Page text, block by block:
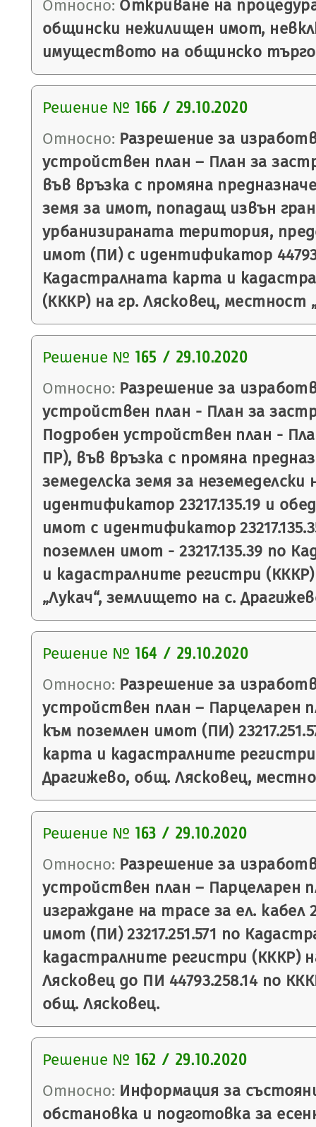
Относно: Откриване на
общински нежилищен имот,
имуществото на общинско
Решение № 166 / 29.10.2020
Относно: Разрешение за
устройствен план – План за
във връзка с промяна
земя за имот, попадащ извън
урбанизираната територия,
имот (ПИ) с идентификатор
Кадастралната карта и
(КККР) на гр. Лясковец, местност
Решение № 165 / 29.10.2020
Относно: Разрешение за
устройствен план - План за
Подробен устройствен план -
ПР), във връзка с промяна
земеделска земя за
идентификатор 23217.135.19 и
имот с идентификатор
поземлен имот - 23217.135.39 по
и кадастралните регистри
„Лукач“, землището на с.
Решение № 164 / 29.10.2020
Относно: Разрешение за
устройствен план – Парцеларен
към поземлен имот (ПИ)
карта и кадастралните
Драгижево, общ. Лясковец,
Решение № 163 / 29.10.2020
Относно: Разрешение за
устройствен план – Парцеларен
изграждане на трасе за ел. кабел
имот (ПИ) 23217.251.571 по
кадастралните регистри (КККР)
Лясковец до ПИ 44793.258.14 по
общ. Лясковец.
Решение № 162 / 29.10.2020
Относно: Информация за
обстановка и подготовка за